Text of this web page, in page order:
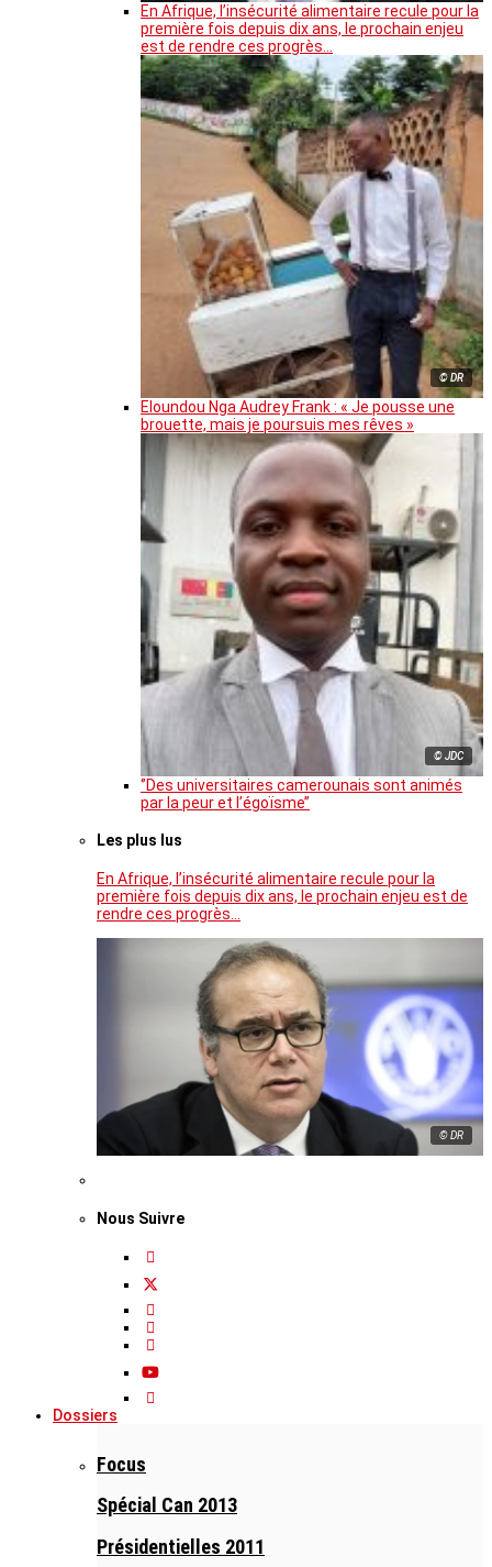
En Afrique, l’insécurité alimentaire recule pour la
première fois depuis dix ans, le prochain enjeu
est de rendre ces progrès…
© DR
Eloundou Nga Audrey Frank : « Je pousse une
brouette, mais je poursuis mes rêves »
© JDC
‘’Des universitaires camerounais sont animés
par la peur et l’égoïsme’’
Les plus lus
En Afrique, l’insécurité alimentaire recule pour la
première fois depuis dix ans, le prochain enjeu est de
rendre ces progrès…
© DR
Nous Suivre
Dossiers
Focus
Spécial Can 2013
Présidentielles 2011